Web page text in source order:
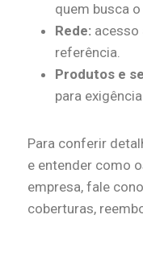
quem busca
Rede: acesso
referência.
Produtos e
para
Para conferir
e entender como
empresa, fale
coberturas,